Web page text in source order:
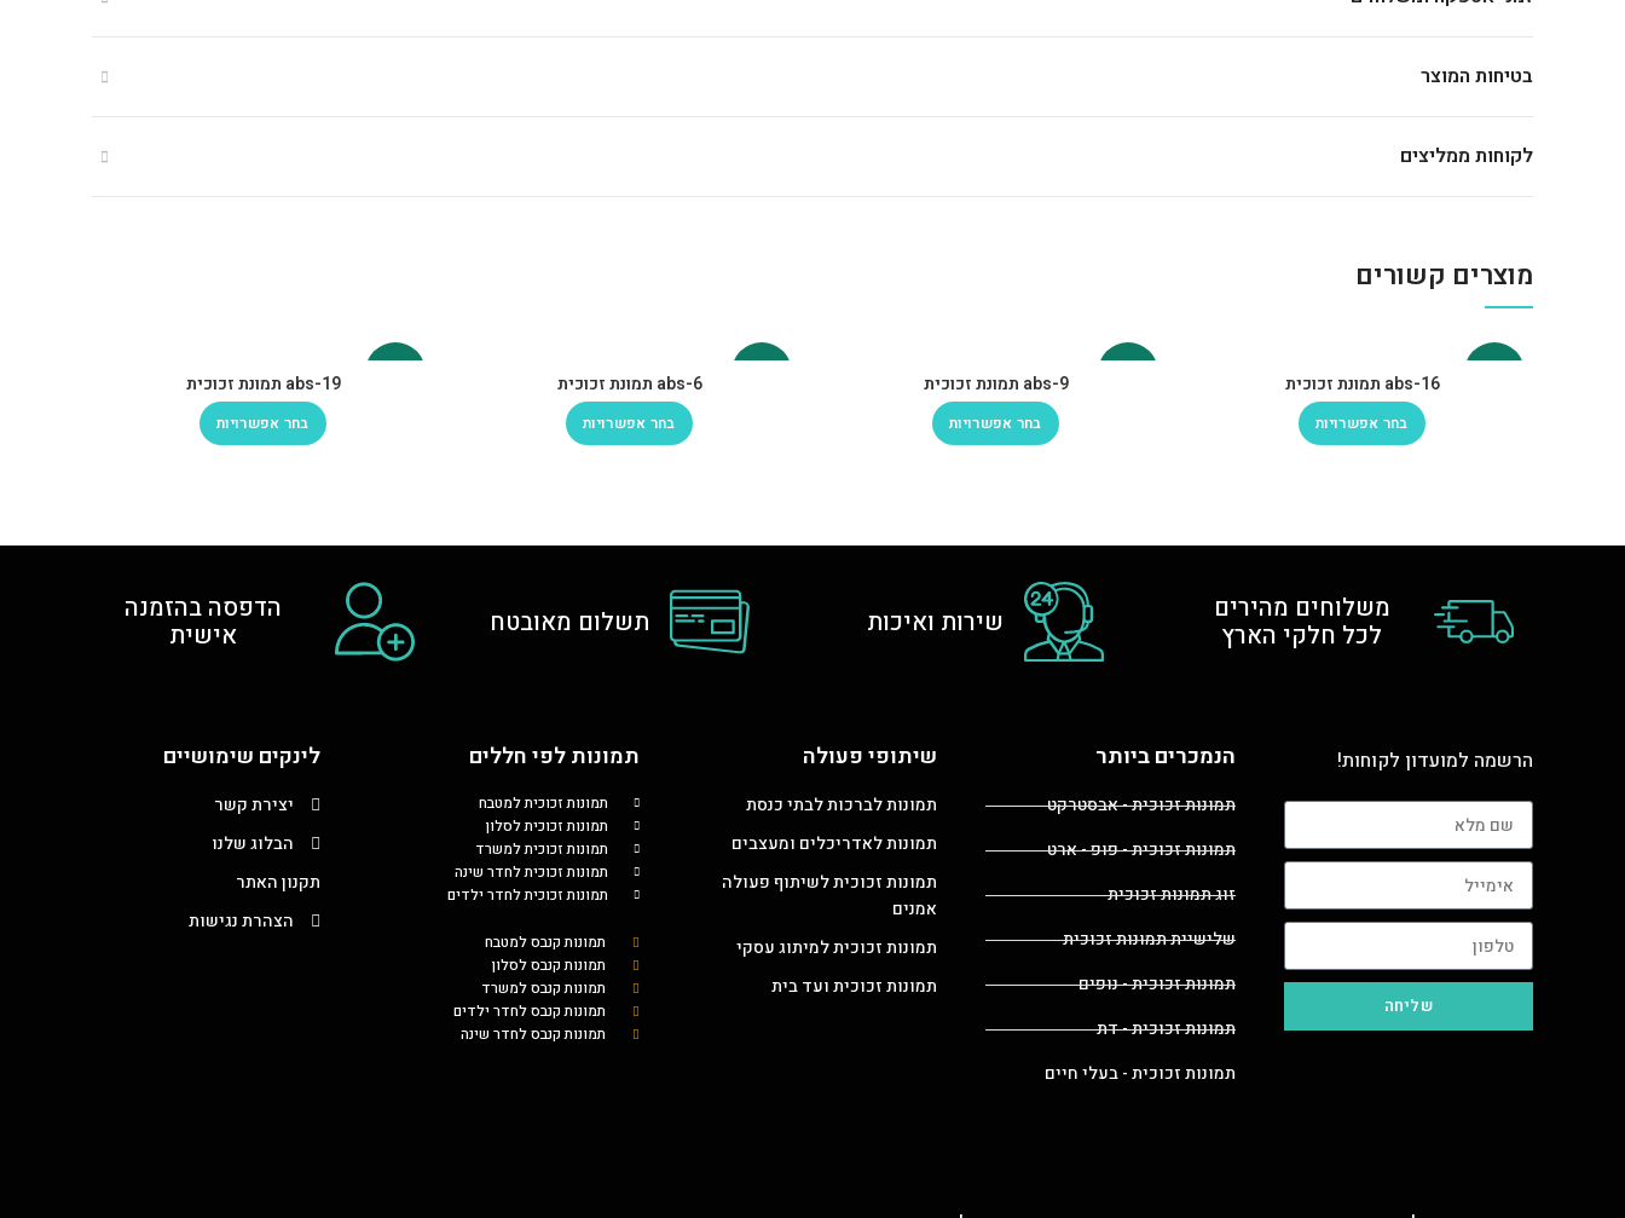
בטיחות המוצר
לקוחות ממליצים
מוצרים קשורים
abs-16 תמונת זכוכית
בחר אפשרויות
abs-9 תמונת זכוכית
בחר אפשרויות
abs-6 תמונת זכוכית
בחר אפשרויות
abs-19 תמונת זכוכית
בחר אפשרויות
משלוחים מהירים
לכל חלקי הארץ שירות ואיכות תשלום מאובטח הדפסה בהזמנה
אישית
הרשמה למועדון לקוחות!
שליחה
הנמכרים ביותר
תמונות זכוכית - אבסטרקט
תמונות זכוכית - פופ - ארט
זוג תמונות זכוכית
שלישיית תמונות זכוכית
תמונות זכוכית - נופים
תמונות זכוכית - דת
תמונות זכוכית - בעלי חיים
שיתופי פעולה
תמונות לברכות לבתי כנסת
תמונות לאדריכלים ומעצבים
תמונות זכוכית לשיתוף פעולה
אמנים
תמונות זכוכית למיתוג עסקי
תמונות זכוכית ועד בית
תמונות לפי חללים
תמונות זכוכית למטבח
תמונות זכוכית לסלון
תמונות זכוכית למשרד
תמונות זכוכית לחדר שינה
תמונות זכוכית לחדר ילדים
תמונות קנבס למטבח
תמונות קנבס לסלון
תמונות קנבס למשרד
תמונות קנבס לחדר ילדים
תמונות קנבס לחדר שינה
לינקים שימושיים
יצירת קשר
הבלוג שלנו
תקנון האתר
הצהרת נגישות